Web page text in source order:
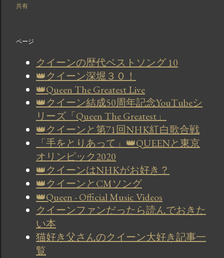
共有
ページ
クイーンの歴代ベストソング 10
👑クイーン深堀３０！
👑Queen The Greatest Live
👑クイーン結成50周年記念YouTubeシ
リーズ「Queen The Greatest」
👑クイーンと第71回NHK紅白歌合戦
「手をとりあって」👑QUEENと東京
オリンピック2020
👑クイーンはNHKがお好き？
👑クイーンとCMソング
👑Queen - Official Music Videos
クイーンファンだったら読んでおきた
い本
猫好き父さんのクイーン大好き記事一
覧